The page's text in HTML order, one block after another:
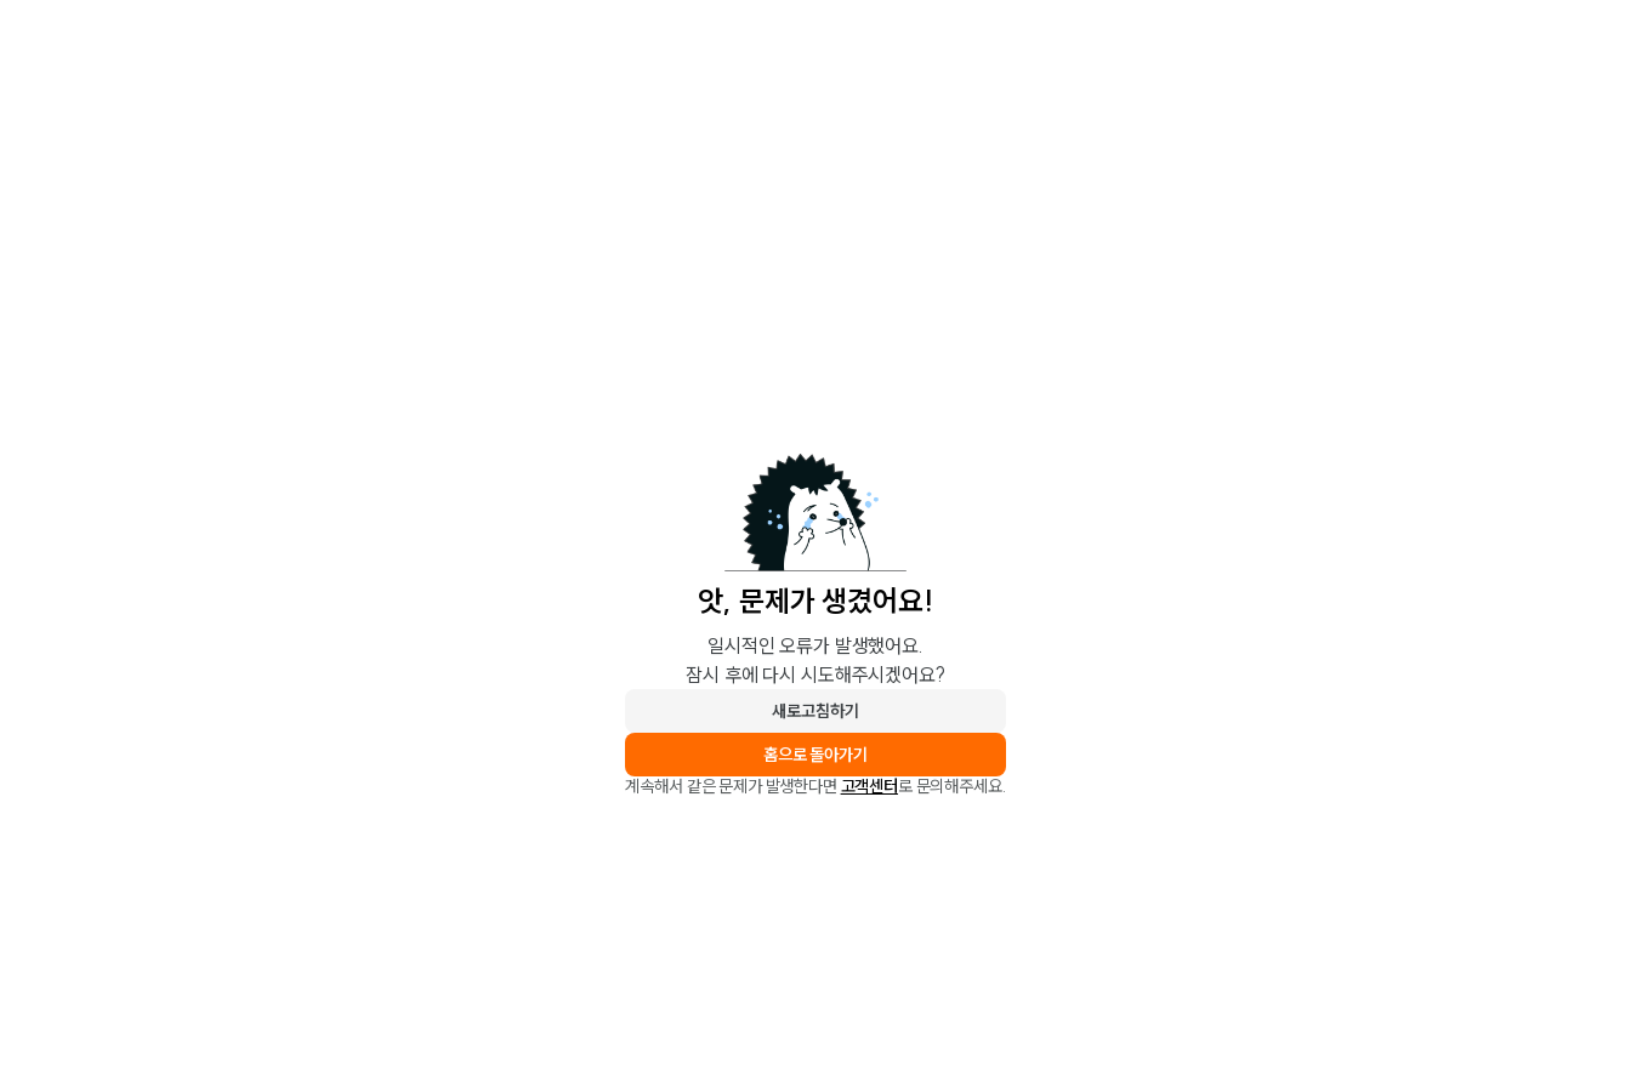
앗, 문제가 생겼어요!
일시적인 오류가 발생했어요.
잠시 후에 다시 시도해주시겠어요?
새로고침하기
홈으로 돌아가기
계속해서 같은 문제가 발생한다면 고객센터로 문의해주세요.